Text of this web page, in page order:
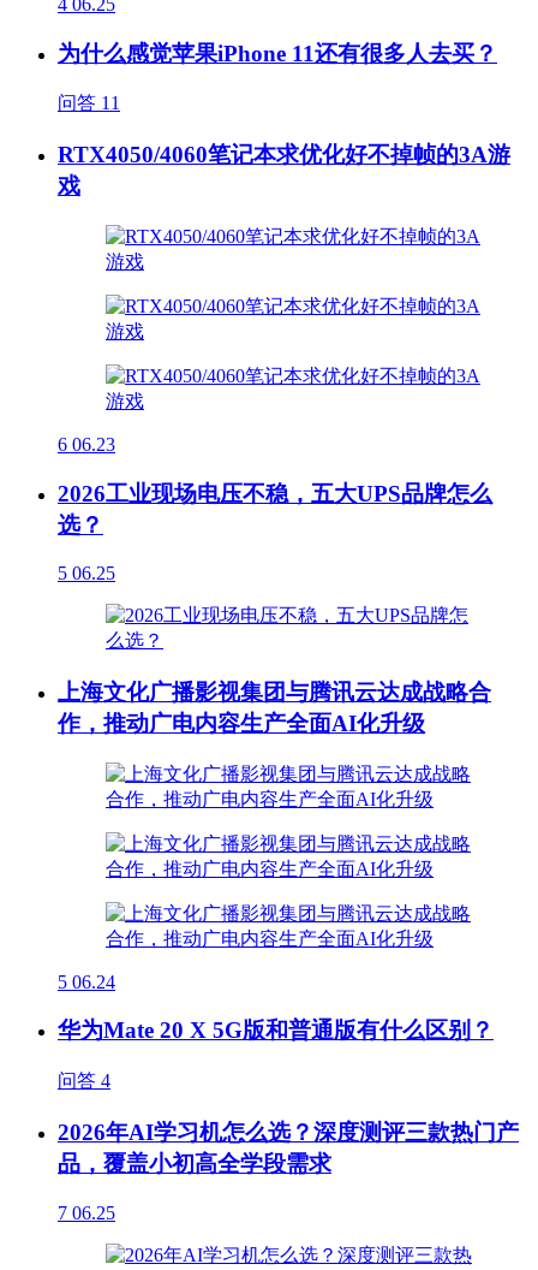
4 06.25
为什么感觉苹果iPhone 11还有很多人去买？
问答 11
RTX4050/4060笔记本求优化好不掉帧的3A游
戏
6 06.23
2026工业现场电压不稳，五大UPS品牌怎么
选？
5 06.25
上海文化广播影视集团与腾讯云达成战略合
作，推动广电内容生产全面AI化升级
5 06.24
华为Mate 20 X 5G版和普通版有什么区别？
问答 4
2026年AI学习机怎么选？深度测评三款热门产
品，覆盖小初高全学段需求
7 06.25